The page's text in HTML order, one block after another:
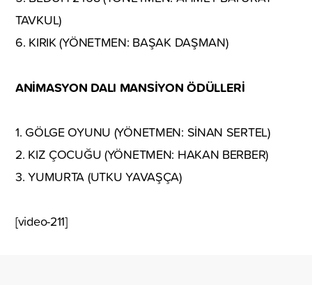
TAVKUL)
6. KIRIK (YÖNETMEN: BAŞAK DAŞMAN)
ANİMASYON DALI MANSİYON ÖDÜLLERİ
1. GÖLGE OYUNU (YÖNETMEN: SİNAN SERTEL)
2. KIZ ÇOCUĞU (YÖNETMEN: HAKAN BERBER)
3. YUMURTA (UTKU YAVAŞÇA)
[video-211]